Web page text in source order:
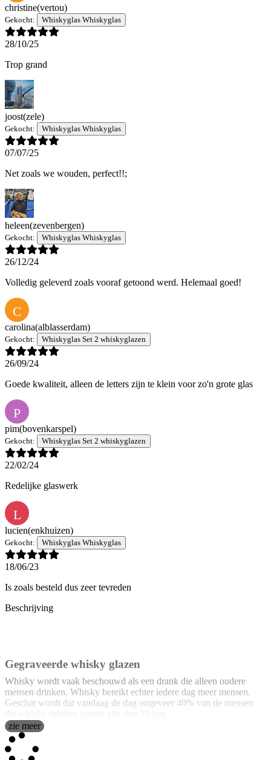
christine(vertou)
Gekocht: Whiskyglas Whiskyglas
28/10/25
Trop grand
joost(zele)
Gekocht: Whiskyglas Whiskyglas
07/07/25
Net zoals we wouden, perfect!!;
heleen(zevenbergen)
Gekocht: Whiskyglas Whiskyglas
26/12/24
Volledig geleverd zoals vooraf getoond werd. Helemaal goed!
C
carolina(alblasserdam)
Gekocht: Whiskyglas Set 2 whiskyglazen
26/09/24
Goede kwaliteit, alleen de letters zijn te klein voor zo'n grote glas
P
pim(bovenkarspel)
Gekocht: Whiskyglas Set 2 whiskyglazen
22/02/24
Redelijke glaswerk
L
lucien(enkhuizen)
Gekocht: Whiskyglas Whiskyglas
18/06/23
Is zoals besteld dus zeer tevreden
Beschrijving
Gegraveerde whisky glazen
Whisky wordt vaak beschouwd als een drank die alleen oudere
mensen drinken. Whisky bereikt echter iedere dag meer mensen.
Geschat wordt dat vandaag de dag ongeveer 40% van de mensen
die whisky drinken jonger zijn dan 35 jaar.
Het is net zo belangrijk dat de drank die je gaat drinken van goede
kwaliteit is als dat je het perfecte glas gebruikt om hem in te drinken.
Met deze prachtig gegraveerde whiskyglazen heb je het perfecte
zie meer